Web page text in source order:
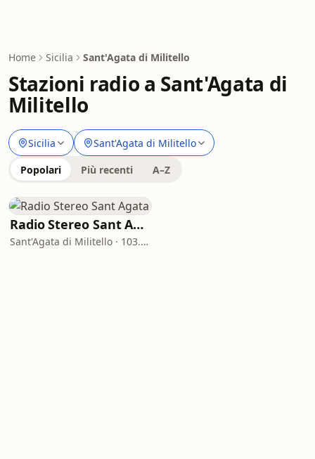
Home Sicilia Sant'Agata di Militello
Stazioni radio a Sant'Agata di
Militello
Sicilia Sant'Agata di Militello
Popolari Più recenti A–Z
Radio Stereo Sant Agata
Sant'Agata di Militello · 103.0 FM